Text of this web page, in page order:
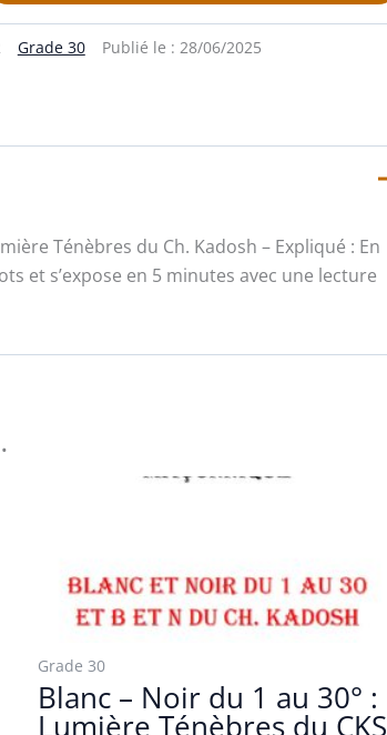
Grade 30 Publié le : 28/06/2025
Ténèbres du Ch. Kadosh – Expliqué : En
et s’expose en 5 minutes avec une lecture
Grade 30
Blanc – Noir du 1 au 30° :
Lumière Ténèbres du CKS